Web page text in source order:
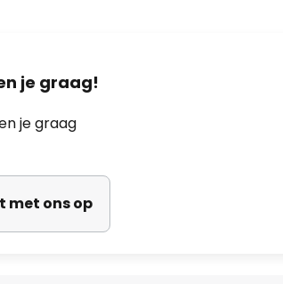
je graag!
je graag
met ons op